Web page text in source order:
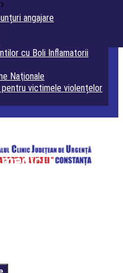
angajare
cu Boli Inflamatorii
Naţionale
victimele violențelor